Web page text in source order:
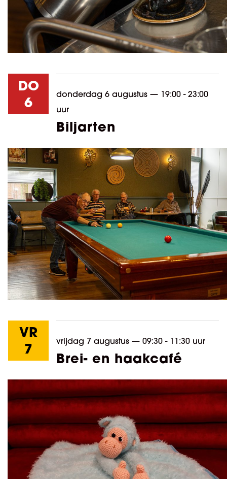
DO
6
donderdag 6 augustus — 19:00 - 23:00
uur
Biljarten
VR
7
vrijdag 7 augustus — 09:30 - 11:30 uur
Brei- en haakcafé